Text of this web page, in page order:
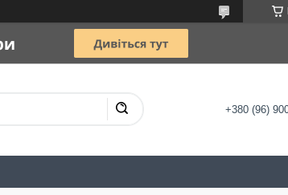
+380 (96)